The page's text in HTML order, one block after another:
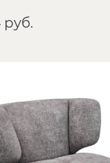
руб.